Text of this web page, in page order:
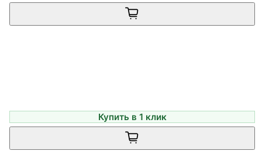
Купить в 1 клик